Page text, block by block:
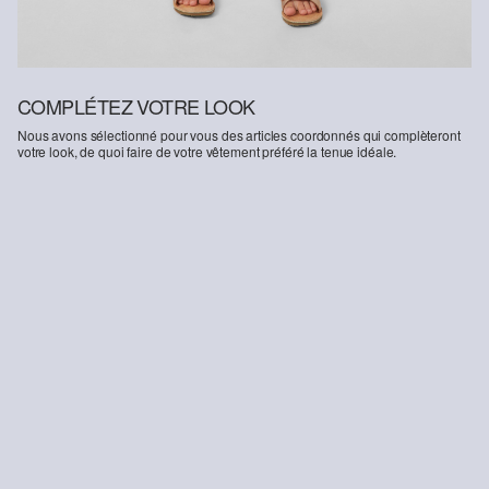
COMPLÉTEZ VOTRE LOOK
Nous avons sélectionné pour vous des articles coordonnés qui complèteront
votre look, de quoi faire de votre vêtement préféré la tenue idéale.